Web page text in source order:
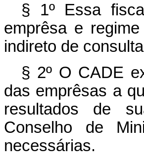
§ 1º Essa
emprêsa e
indireto de
§ 2º O CADE
das emprêsas a
resultados de
Conselho de
necessárias.